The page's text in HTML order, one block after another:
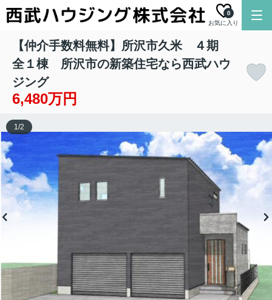
お気に入り
0
【仲介手数料無料】所沢市久米 ４期
全１棟 所沢市の新築住宅なら西武ハウ
ジング
6,480万円
1/2